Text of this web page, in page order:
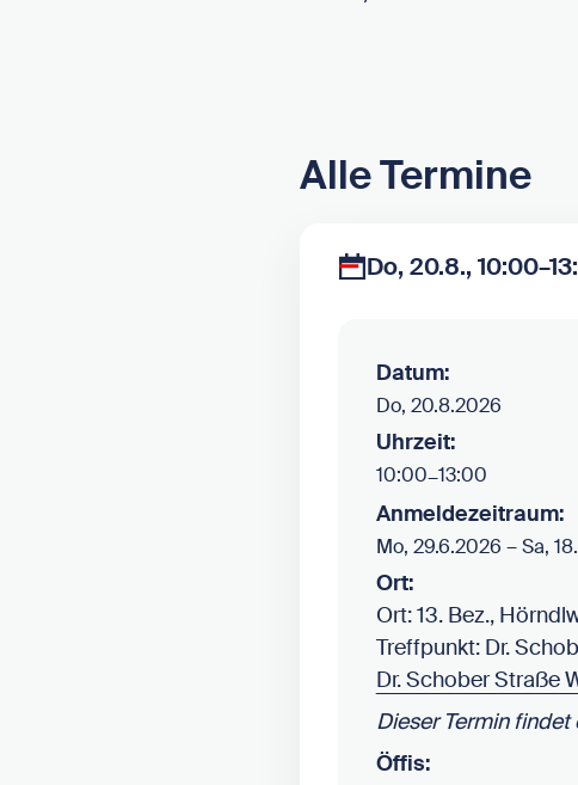
Alle Termine
Do, 20.8.,
Datum:
Do, 20.8.2026
Uhrzeit:
10:00–13:00
Anmeldezeitraum:
Mo, 29.6.2026 –Sa,
Ort:
Ort: 13. Bez.,
Treffpunkt: Dr.
Dr. Schober Straße
Dieser Termin
Öffis: